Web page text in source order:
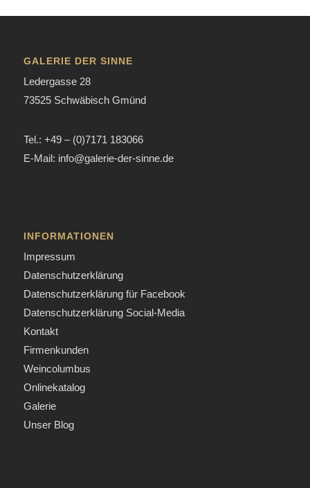
GALERIE DER SINNE
Ledergasse 28
73525 Schwäbisch Gmünd
Tel.: +49 – (0)7171 183066
E-Mail: info@galerie-der-sinne.de
INFORMATIONEN
Impressum
Datenschutzerklärung
Datenschutzerklärung für Facebook
Datenschutzerklärung Social-Media
Kontakt
Firmenkunden
Weincolumbus
Onlinekatalog
Galerie
Unser Blog